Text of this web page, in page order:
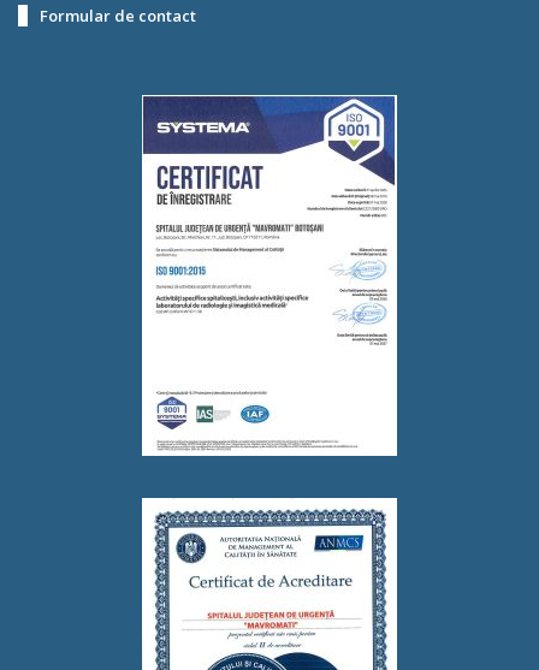
Formular de contact